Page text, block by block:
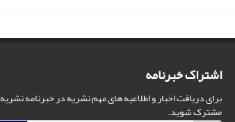
اشتراک خبرنامه
برای دریافت اخبار و اطلاعیه های مهم نشریه در خبرنامه نشریه
مشترک شوید.